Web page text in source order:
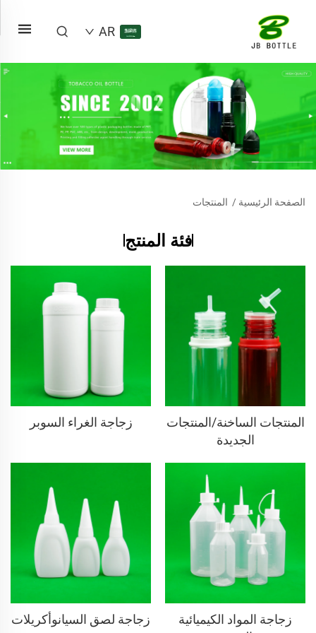
AR
الصفحة الرئيسية / المنتجات
فئة المنتج
المنتجات الساخنة/المنتجات
الجديدة
زجاجة الغراء السوبر
زجاجة المواد الكيميائية
زجاجة لصق السيانوأكريلات